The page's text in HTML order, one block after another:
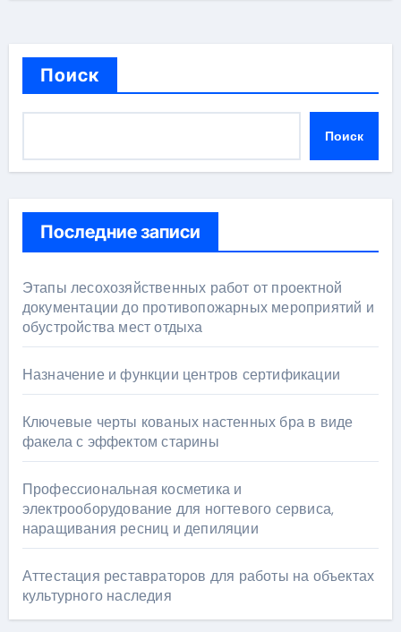
Поиск
Поиск
Последние записи
Этапы лесохозяйственных работ от проектной
документации до противопожарных мероприятий и
обустройства мест отдыха
Назначение и функции центров сертификации
Ключевые черты кованых настенных бра в виде
факела с эффектом старины
Профессиональная косметика и
электрооборудование для ногтевого сервиса,
наращивания ресниц и депиляции
Аттестация реставраторов для работы на объектах
культурного наследия